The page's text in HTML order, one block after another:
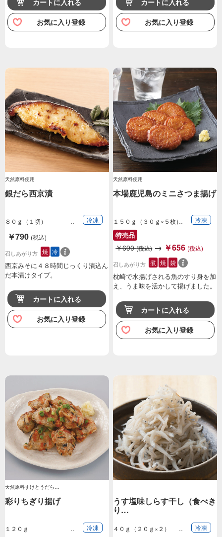
カートに入れる
お気に入り登録
カートに入れる
お気に入り登録
天然原料使用
銀だら西京漬
８０ｇ（１切） 冷凍
￥790 (税込)
召しあがり方 焼 冷
西京みそに４８時間じっくり漬込ん
だ本漬けタイプ。
カートに入れる
お気に入り登録
天然原料使用
本場鹿児島のミニさつま揚げ
１５０ｇ（３０ｇ×５枚） 冷凍
特売品
￥690(税込)→ ￥656 (税込)
召しあがり方 煮 焼 袋
枕崎で水揚げされる魚のすり身を加
え、うま味を活かして揚げました。
カートに入れる
お気に入り登録
天然原料すけとうだら…
彩りちぎり揚げ
１２０ｇ 冷凍
うす塩味しらす干し（食べき
り…
４０ｇ（２０ｇ×２） 冷凍